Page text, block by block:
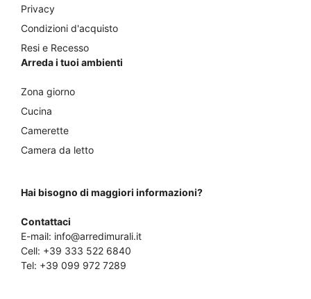
Privacy
Condizioni d'acquisto
Resi e Recesso
Arreda i tuoi ambienti
Zona giorno
Cucina
Camerette
Camera da letto
Hai bisogno di maggiori informazioni?
Contattaci
E-mail: info@arredimurali.it
Cell: +39 333 522 6840
Tel: +39 099 972 7289